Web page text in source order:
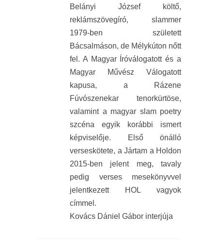
Belányi József költő,
reklámszövegíró, slammer
1979-ben született
Bácsalmáson, de Mélykúton nőtt
fel. A Magyar Íróválogatott és a
Magyar Művész Válogatott
kapusa, a Rázene
Fúvószenekar tenorkürtöse,
valamint a magyar slam poetry
szcéna egyik korábbi ismert
képviselője. Első önálló
verseskötete, a Jártam a Holdon
2015-ben jelent meg, tavaly
pedig verses mesekönyvvel
jelentkezett HOL vagyok
címmel.
Kovács Dániel Gábor interjúja